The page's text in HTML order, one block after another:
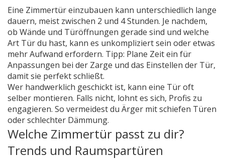
Eine Zimmertür einzubauen kann unterschiedlich lange
dauern, meist zwischen 2 und 4 Stunden. Je nachdem,
ob Wände und Türöffnungen gerade sind und welche
Art Tür du hast, kann es unkompliziert sein oder etwas
mehr Aufwand erfordern. Tipp: Plane Zeit ein für
Anpassungen bei der Zarge und das Einstellen der Tür,
damit sie perfekt schließt.
Wer handwerklich geschickt ist, kann eine Tür oft
selber montieren. Falls nicht, lohnt es sich, Profis zu
engagieren. So vermeidest du Ärger mit schiefen Türen
oder schlechter Dämmung.
Welche Zimmertür passt zu dir?
Trends und Raumspartüren